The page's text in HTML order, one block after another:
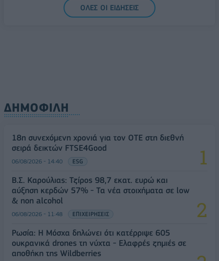
ΟΛΕΣ ΟΙ ΕΙΔΗΣΕΙΣ
ΔΗΜΟΦΙΛΗ
18η συνεχόμενη χρονιά για τον ΟΤΕ στη διεθνή
σειρά δεικτών FTSE4Good
06/08/2026 - 14:40 ESG
Β.Σ. Καρούλιας: Τζίρος 98,7 εκατ. ευρώ και
αύξηση κερδών 57% - Τα νέα στοιχήματα σε low
& non alcohol
06/08/2026 - 11:48 ΕΠΙΧΕΙΡΗΣΕΙΣ
Ρωσία: Η Μόσχα δηλώνει ότι κατέρριψε 605
ουκρανικά drones τη νύχτα - Ελαφρές ζημιές σε
αποθήκη της Wildberries